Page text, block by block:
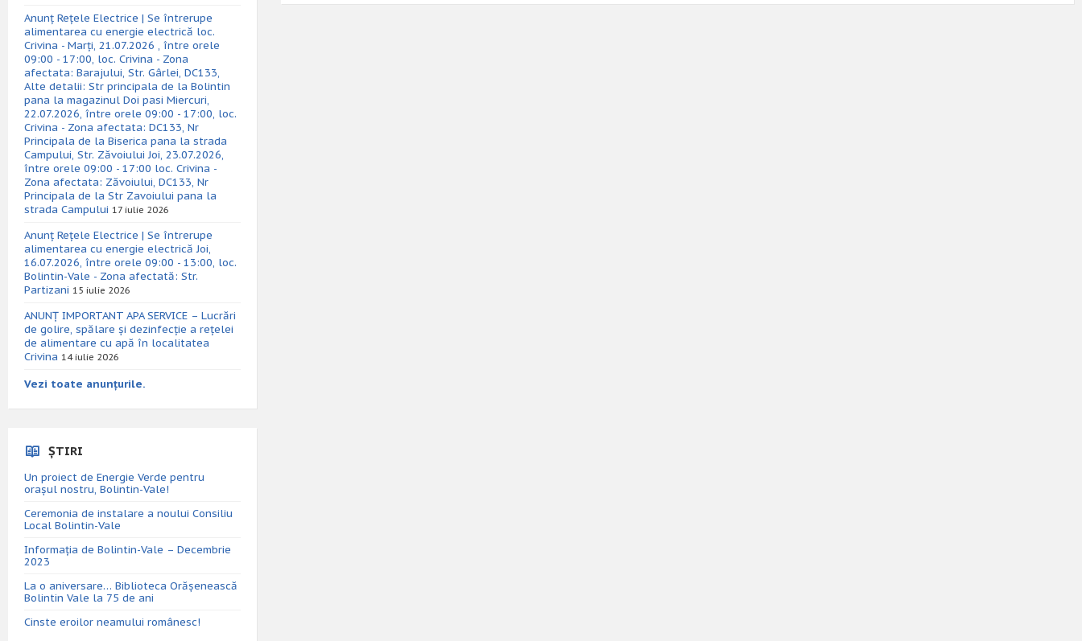
Anunț Rețele Electrice | Se întrerupe
alimentarea cu energie electrică loc.
Crivina - Marți, 21.07.2026 , între orele
09:00 - 17:00, loc. Crivina - Zona
afectata: Barajului, Str. Gârlei, DC133,
Alte detalii: Str principala de la Bolintin
pana la magazinul Doi pasi Miercuri,
22.07.2026, între orele 09:00 - 17:00, loc.
Crivina - Zona afectata: DC133, Nr
Principala de la Biserica pana la strada
Campului, Str. Zăvoiului Joi, 23.07.2026,
între orele 09:00 - 17:00 loc. Crivina -
Zona afectata: Zăvoiului, DC133, Nr
Principala de la Str Zavoiului pana la
strada Campului 17 iulie 2026
Anunț Rețele Electrice | Se întrerupe
alimentarea cu energie electrică Joi,
16.07.2026, între orele 09:00 - 13:00, loc.
Bolintin-Vale - Zona afectată: Str.
Partizani 15 iulie 2026
ANUNȚ IMPORTANT APA SERVICE – Lucrări
de golire, spălare și dezinfecție a rețelei
de alimentare cu apă în localitatea
Crivina 14 iulie 2026
Vezi toate anunțurile.
ȘTIRI
Un proiect de Energie Verde pentru
orașul nostru, Bolintin-Vale!
Ceremonia de instalare a noului Consiliu
Local Bolintin-Vale
Informația de Bolintin-Vale – Decembrie
2023
La o aniversare… Biblioteca Orăşenească
Bolintin Vale la 75 de ani
Cinste eroilor neamului românesc!